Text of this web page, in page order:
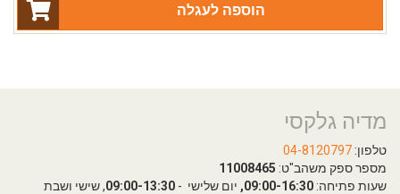
הוספה לעגלה
מדיה גלקסי
טלפון: 04-8120797
מספר ספק משהב"ט: 11008465
שעות פתיחה: 09:00-16:30, יום שלישי - 09:00-13:30, שישי ושבת